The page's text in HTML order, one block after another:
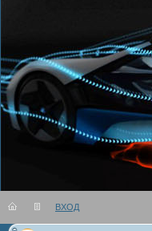
ВХОД